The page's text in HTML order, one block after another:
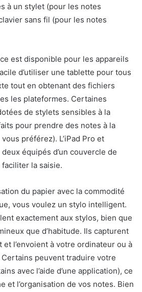
à un stylet (pour les notes
sans fil (pour les notes
est disponible pour les appareils
d’utiliser une tablette pour tous
tout en obtenant des fichiers
les plateformes. Certaines
de stylets sensibles à la
pour prendre des notes à la
préférez). L’iPad Pro et
équipés d’un couvercle de
la saisie.
du papier avec la commodité
vous voulez un stylo intelligent.
exactement aux stylos, bien que
que d’habitude. Ils capturent
l’envoient à votre ordinateur ou à
peuvent traduire votre
avec l’aide d’une application), ce
et l’organisation de vos notes. Bien